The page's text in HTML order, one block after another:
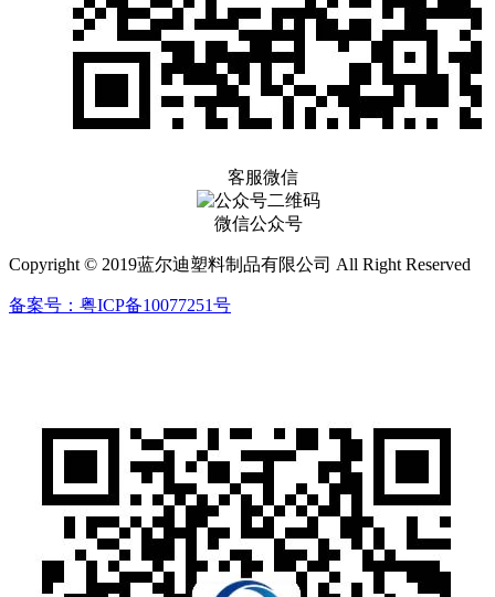
客服微信
微信公众号
Copyright © 2019蓝尔迪塑料制品有限公司 All Right Reserved
备案号：粤ICP备10077251号